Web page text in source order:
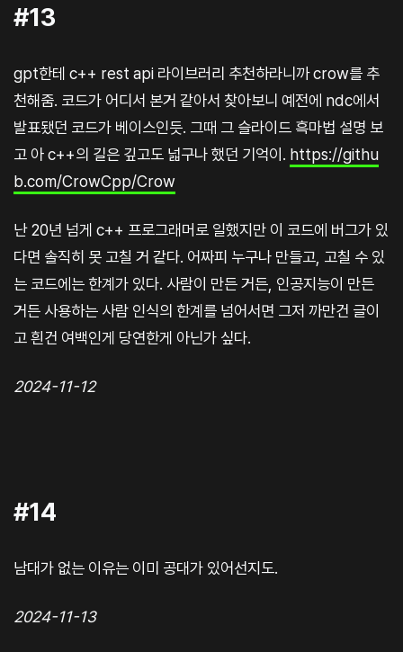
#13
gpt한테 c++ rest api 라이브러리 추천하라니까 crow를 추
천해줌. 코드가 어디서 본거 같아서 찾아보니 예전에 ndc에서
발표됐던 코드가 베이스인듯. 그때 그 슬라이드 흑마법 설명 보
고 아 c++의 길은 깊고도 넓구나 했던 기억이. https://githu
b.com/CrowCpp/Crow
난 20년 넘게 c++ 프로그래머로 일했지만 이 코드에 버그가 있
다면 솔직히 못 고칠 거 같다. 어짜피 누구나 만들고, 고칠 수 있
는 코드에는 한계가 있다. 사람이 만든 거든, 인공지능이 만든
거든 사용하는 사람 인식의 한계를 넘어서면 그저 까만건 글이
고 흰건 여백인게 당연한게 아닌가 싶다.
2024-11-12
#14
남대가 없는 이유는 이미 공대가 있어선지도.
2024-11-13